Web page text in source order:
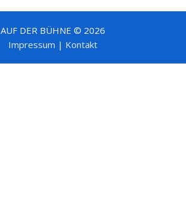
AUF DER BÜHNE © 2026
Impressum | Kontakt